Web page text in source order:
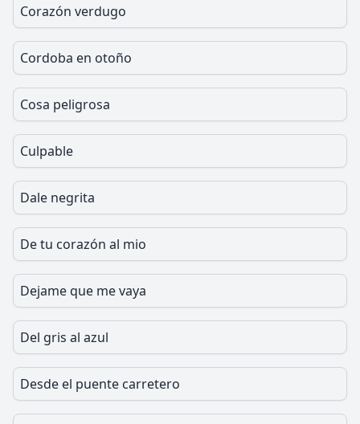
Corazón verdugo
Cordoba en otoño
Cosa peligrosa
Culpable
Dale negrita
De tu corazón al mio
Dejame que me vaya
Del gris al azul
Desde el puente carretero